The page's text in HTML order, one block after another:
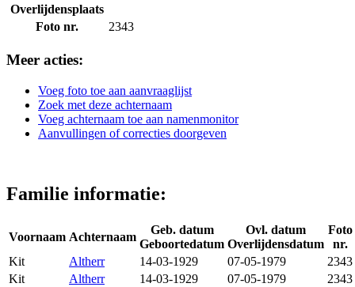
Overlijdensplaats
Foto nr.
2343
Meer acties:
Voeg foto toe aan aanvraaglijst
Zoek met deze achternaam
Voeg achternaam toe aan namenmonitor
Aanvullingen of correcties doorgeven
Familie informatie:
Voornaam Achternaam
Geb. datum
Geboortedatum
Ovl. datum
Overlijdensdatum
Foto
nr.
Kit
Altherr 14-03-1929 07-05-1979
2343
Kit
Altherr 14-03-1929 07-05-1979
2343